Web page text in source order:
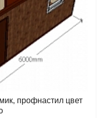
профнастил цвет